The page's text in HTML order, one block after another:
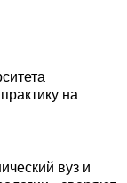
на
вуз и